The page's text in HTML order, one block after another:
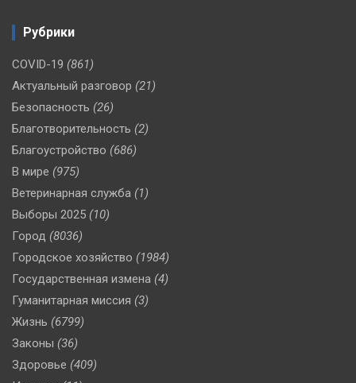
Рубрики
COVID-19 (861)
Актуальный разговор (21)
Безопасность (26)
Благотворительность (2)
Благоустройство (686)
В мире (975)
Ветеринарная служба (1)
Выборы 2025 (10)
Город (8036)
Городское хозяйство (1984)
Государственная измена (4)
Гуманитарная миссия (3)
Жизнь (6799)
Законы (36)
Здоровье (409)